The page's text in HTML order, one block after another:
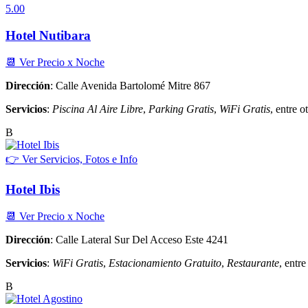
5.00
Hotel Nutibara
📆 Ver Precio x Noche
Dirección: Calle Avenida Bartolomé Mitre 867
Servicios: Piscina Al Aire Libre, Parking Gratis, WiFi Gratis, entre
B
👉 Ver Servicios, Fotos e Info
Hotel Ibis
📆 Ver Precio x Noche
Dirección: Calle Lateral Sur Del Acceso Este 4241
Servicios: WiFi Gratis, Estacionamiento Gratuito, Restaurante,
B